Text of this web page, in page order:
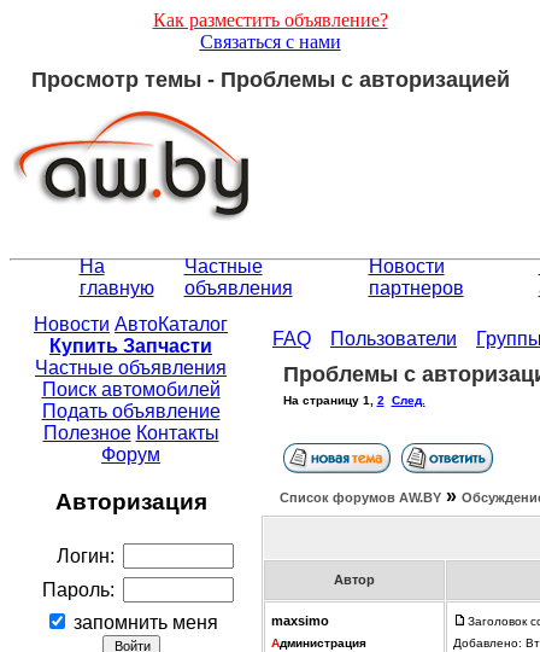
Как разместить объявление?
Связаться с нами
Просмотр темы - Проблемы с авторизацией
На
главную
Частные
объявления
Новости
партнеров
Новости АвтоКаталог
Купить Запчасти
Частные объявления
Поиск автомобилей
Подать объявление
Полезное Контакты
Форум
Авторизация
Логин:
Пароль:
запомнить меня
FAQ Пользователи
Проблемы с
На страницу 1 2 След.
Список форумов АW.BY »
Автор
maxsimo
Администрация
Заголовок
Добавлено: